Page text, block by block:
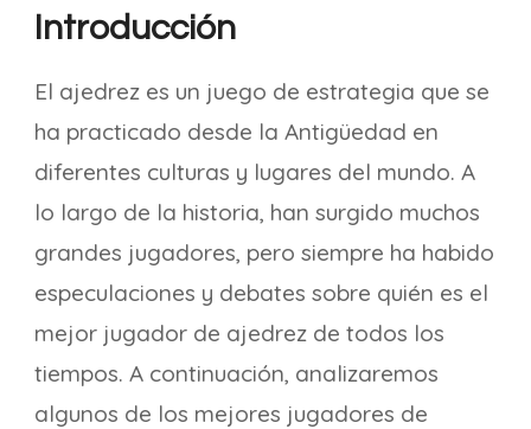
Introducción
El ajedrez es un juego de estrategia que se
ha practicado desde la Antigüedad en
diferentes culturas y lugares del mundo. A
lo largo de la historia, han surgido muchos
grandes jugadores, pero siempre ha habido
especulaciones y debates sobre quién es el
mejor jugador de ajedrez de todos los
tiempos. A continuación, analizaremos
algunos de los mejores jugadores de